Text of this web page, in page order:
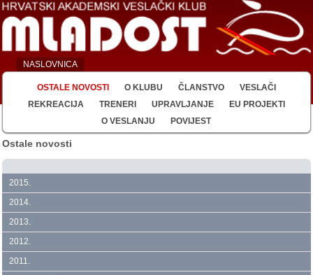
NASLOVNICA
OSTALE NOVOSTI O KLUBU ČLANSTVO
VESLAČI
REKREACIJA
TRENERI UPRAVLJANJE
EU PROJEKTI
O VESLANJU
POVIJEST
Ostale novosti
2015.
2014.
2013.
2012.
2011.